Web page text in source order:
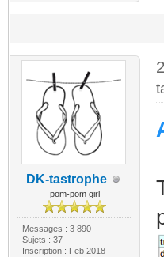
DK-tastrophe
pom-pom girl
Messages : 3 890
Sujets : 37
Inscription : Feb 2018